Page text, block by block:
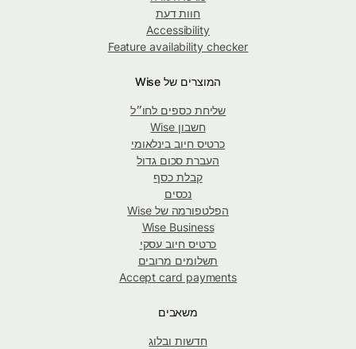
חוות דעת
Accessibility
Feature availability checker
המוצרים של Wise
שליחת כספים לחו״ל
חשבון Wise
כרטיס חיוב בינלאומי
העברת סכום גדול
קבלת כסף
נכסים
הפלטפורמה של Wise
Wise Business
כרטיס חיוב עסקי
תשלומים מרובים
Accept card payments
משאבים
חדשות ובלוג